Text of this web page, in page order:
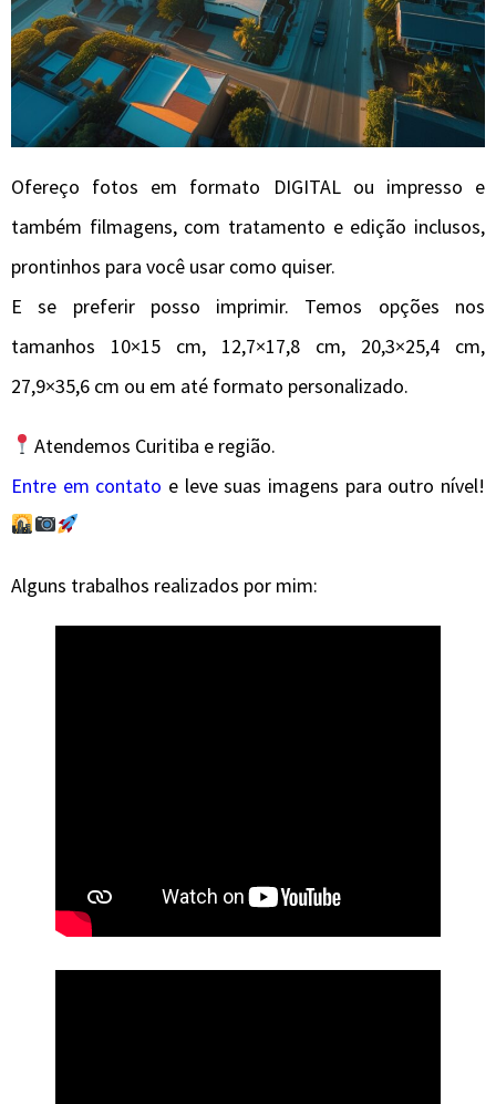
Ofereço fotos em formato DIGITAL ou impresso e
também filmagens, com tratamento e edição inclusos,
prontinhos para você usar como quiser.
E se preferir posso imprimir. Temos opções nos
tamanhos 10×15 cm, 12,7×17,8 cm, 20,3×25,4 cm,
27,9×35,6 cm ou em até formato personalizado.
Atendemos Curitiba e região.
Entre em contato e leve suas imagens para outro nível!
Alguns trabalhos realizados por mim: